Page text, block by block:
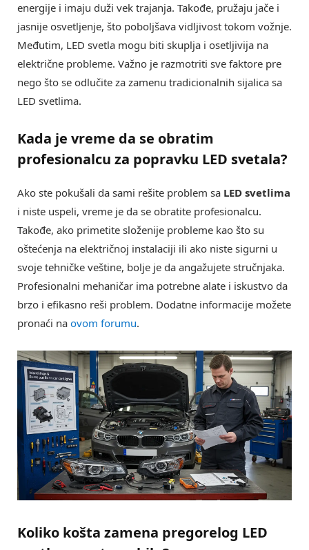
energije i imaju duži vek trajanja. Takođe, pružaju jače i
jasnije osvetljenje, što poboljšava vidljivost tokom vožnje.
Međutim, LED svetla mogu biti skuplja i osetljivija na
električne probleme. Važno je razmotriti sve faktore pre
nego što se odlučite za zamenu tradicionalnih sijalica sa
LED svetlima.
Kada je vreme da se obratim
profesionalcu za popravku LED svetala?
Ako ste pokušali da sami rešite problem sa LED svetlima
i niste uspeli, vreme je da se obratite profesionalcu.
Takođe, ako primetite složenije probleme kao što su
oštećenja na električnoj instalaciji ili ako niste sigurni u
svoje tehničke veštine, bolje je da angažujete stručnjaka.
Profesionalni mehaničar ima potrebne alate i iskustvo da
brzo i efikasno reši problem. Dodatne informacije možete
pronaći na ovom forumu.
Koliko košta zamena pregorelog LED